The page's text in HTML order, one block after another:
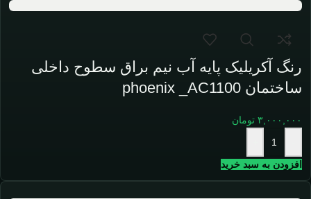
رنگ آکریلیک پایه آب نیم براق سطوح داخلی
ساختمان phoenix _AC1100
۳,۰۰۰,۰۰۰ تومان
افزودن به سبد خرید